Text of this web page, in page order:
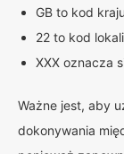
GB to kod
22 to kod
XXX oznacza
Ważne jest, aby
dokonywania